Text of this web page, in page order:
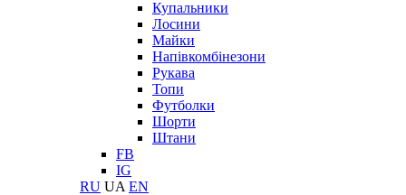
Купальники
Лосини
Майки
Напівкомбінезони
Рукава
Топи
Футболки
Шорти
Штани
FB
IG
RU UA EN